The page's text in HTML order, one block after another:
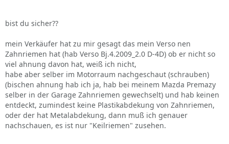
Zahnriemen,der Rest hat wieder Steuerkette.Die
1,6 er Benziner 3ZZ-FE
1,8 er Benziner 1ZZ-FE
2,2 er 2AD-FHV
bist du sicher??
mein Verkäufer hat zu mir gesagt das mein Verso nen
Zahnriemen hat (hab Verso Bj.4.2009_2.0 D-4D) ob er nicht so
viel ahnung davon hat, weiß ich nicht,
habe aber selber im Motorraum nachgeschaut (schrauben)
(bischen ahnung hab ich ja, hab bei meinem Mazda Premazy
selber in der Garage Zahnriemen gewechselt) und hab keinen
entdeckt, zumindest keine Plastikabdekung von Zahnriemen,
oder der hat Metalabdekung, dann muß ich genauer
nachschauen, es ist nur "Keilriemen" zusehen.